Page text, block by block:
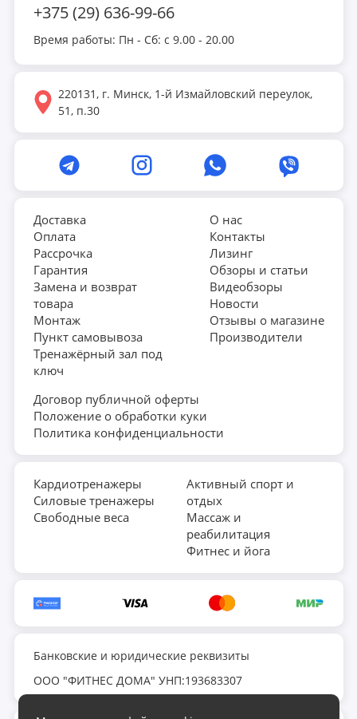
+375 (29) 636-99-66
Время работы: Пн - Сб: с 9.00 - 20.00
220131, г. Минск, 1-й Измайловский переулок,
51, п.30
Доставка
Оплата
Рассрочка
Гарантия
Замена и возврат
товара
Монтаж
Пункт самовывоза
Тренажёрный зал под
ключ
О нас
Контакты
Лизинг
Обзоры и статьи
Видеобзоры
Новости
Отзывы о магазине
Производители
Договор публичной оферты
Положение о обработки куки
Политика конфиденциальности
Кардиотренажеры
Силовые тренажеры
Свободные веса
Активный спорт и
отдых
Массаж и
реабилитация
Фитнес и йога
Банковские и юридические реквизиты
ООО "ФИТНЕС ДОМА" УНП:193683307